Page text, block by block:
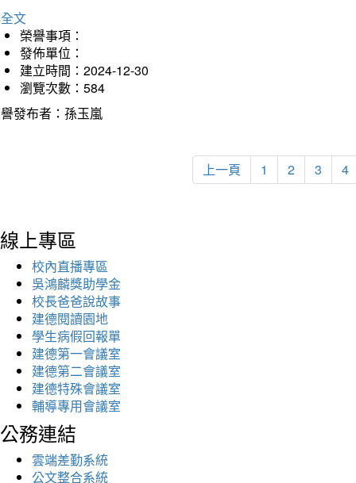
文
榮譽事項：
發佈單位：
建立時間：2024-12-30
瀏覽次數：584
發布者：孫玉嵐
上一頁 1 2 3 4
線上專區
校內直播專區
吳鴻麟獎助學金
校長爸爸說故事
建德閱讀園地
學生病假回報單
建德第一會議室
建德第二會議室
建德特殊會議室
輔導專用會議室
公務連結
雲端差勤系統
公文整合系統